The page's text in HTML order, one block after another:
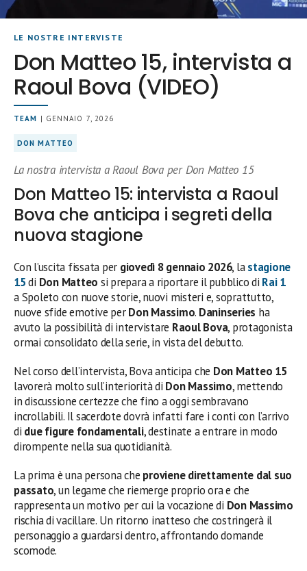
LE NOSTRE INTERVISTE
Don Matteo 15, intervista a
Raoul Bova (VIDEO)
TEAM | GENNAIO 7, 2026
DON MATTEO
La nostra intervista a Raoul Bova per Don Matteo 15
Don Matteo 15: intervista a Raoul
Bova che anticipa i segreti della
nuova stagione
Con l’uscita fissata per giovedì 8 gennaio 2026, lastagione
15di Don Matteo si prepara a riportare il pubblico di Rai 1
a Spoleto con nuove storie, nuovi misteri e, soprattutto,
nuove sfide emotive perDon Massimo. Daninseries ha
avuto la possibilità di intervistare Raoul Bova, protagonista
ormai consolidato della serie, in vista del debutto.
Nel corso dell’intervista, Bova anticipa che Don Matteo 15
lavorerà molto sull’interiorità di Don Massimo, mettendo
in discussione certezze che fino a oggi sembravano
incrollabili. Il sacerdote dovrà infatti fare i conti con l’arrivo
di due figure fondamentali, destinate a entrare in modo
dirompente nella sua quotidianità.
La prima è una persona che proviene direttamente dal suo
passato, un legame che riemerge proprio ora e che
rappresenta un motivo per cui la vocazione di Don Massimo
rischia di vacillare. Un ritorno inatteso che costringerà il
personaggio a guardarsi dentro, affrontando domande
scomode.